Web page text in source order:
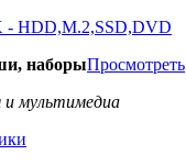
- HDD,M.2,SSD,DVD
наборыПросмотреть
и мультимедиа